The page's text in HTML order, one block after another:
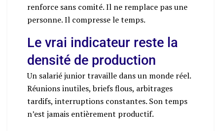
renforce sans comité. Il ne remplace pas une
personne. Il compresse le temps.
Le vrai indicateur reste la
densité de production
Un salarié junior travaille dans un monde réel.
Réunions inutiles, briefs flous, arbitrages
tardifs, interruptions constantes. Son temps
n’est jamais entièrement productif.